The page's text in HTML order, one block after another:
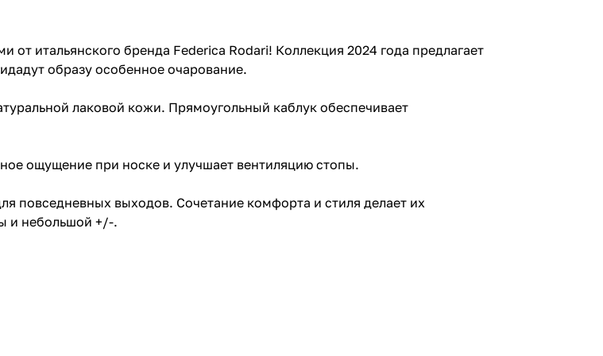
итальянского бренда Federica Rodari! Коллекция 2024 года предлагает
образу особенное очарование.
лаковой кожи. Прямоугольный каблук обеспечивает
ощущение при носке и улучшает вентиляцию стопы.
повседневных выходов. Сочетание комфорта и стиля делает их
и небольшой +/-.